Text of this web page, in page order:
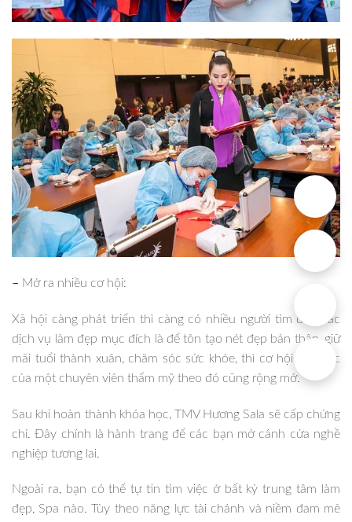
– Mở ra nhiều cơ hội:
Xã hội càng phát triển thì càng có nhiều người tìm đến các
dịch vụ làm đẹp mục đích là để tôn tạo nét đẹp bản thân, giữ
mãi tuổi thành xuân, chăm sóc sức khỏe, thì cơ hội tìm việc
của một chuyên viên thẩm mỹ theo đó cũng rộng mở.
Sau khi hoàn thành khóa học, TMV Hương Sala sẽ cấp chứng
chỉ. Đây chính là hành trang để các bạn mở cánh cửa nghề
nghiệp tương lai.
Ngoài ra, bạn có thể tự tin tìm việc ở bất kỳ trung tâm làm
đẹp, Spa nào. Tùy theo năng lực tài chánh và niềm đam mê